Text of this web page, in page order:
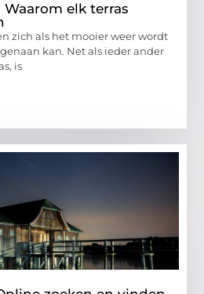
Waarom elk terras
zich als het mooier weer wordt
kan. Net als ieder ander
is